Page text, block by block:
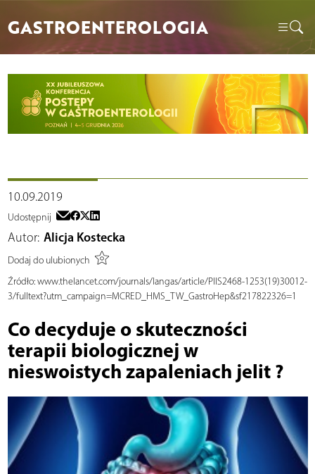
GASTROENTEROLOGIA
10.09.2019
Udostępnij
Autor: Alicja Kostecka
Dodaj do ulubionych
Źródło:www.thelancet.com/journals/langas/article/PIIS2468-1253(19)30012-
3/fulltext?utm_campaign=MCRED_HMS_TW_GastroHep&sf217822326=1
Co decyduje o skuteczności
terapii biologicznej w
nieswoistych zapaleniach jelit ?